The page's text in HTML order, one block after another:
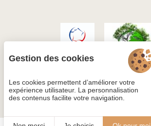
Gestion des cookies
Les cookies permettent d’améliorer votre
expérience utilisateur. La personnalisation
des contenus facilite votre navigation.